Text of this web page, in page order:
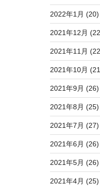
2022年1月 (20)
2021年12月
2021年11月
2021年10月
2021年9月 (26)
2021年8月 (25)
2021年7月 (27)
2021年6月 (26)
2021年5月 (26)
2021年4月 (25)